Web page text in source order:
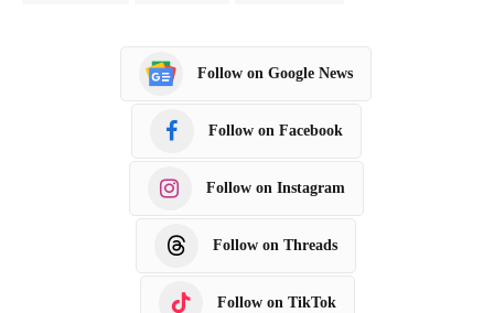
Follow on Google News
Follow on Facebook
Follow on Instagram
Follow on Threads
Follow on TikTok